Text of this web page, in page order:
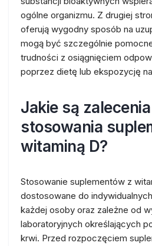
ogólne organizmu. Z drugiej
oferują wygodny sposób na
mogą być szczególnie
trudności z osiągnięciem
poprzez dietę lub ekspozycję
Jakie są
stosowania
witaminą D?
Stosowanie suplementów z
dostosowane do
każdej osoby oraz zależne od
laboratoryjnych określających
krwi. Przed rozpoczęciem